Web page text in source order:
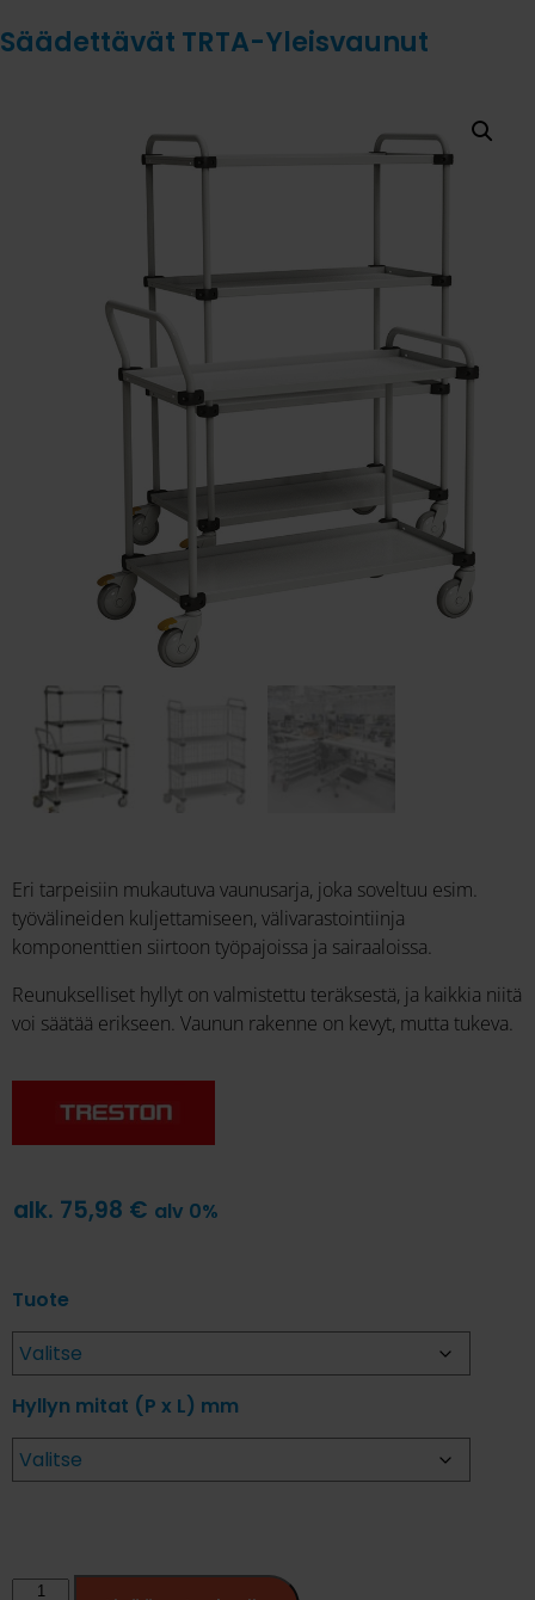
Säädettävät TRTA-Yleisvaunut
Eri tarpeisiin mukautuva vaunusarja, joka soveltuu esim.
työvälineiden kuljettamiseen, välivarastointiinja
komponenttien siirtoon työpajoissa ja sairaaloissa.
Reunukselliset hyllyt on valmistettu teräksestä, ja kaikkia niitä
voi säätää erikseen. Vaunun rakenne on kevyt, mutta tukeva.
alk. 75,98 € alv 0%
Tuote
Hyllyn mitat (P x L) mm